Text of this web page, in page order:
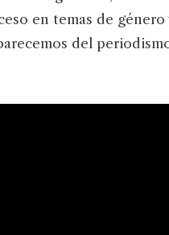
en temas de género
del